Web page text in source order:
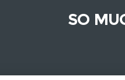
SO